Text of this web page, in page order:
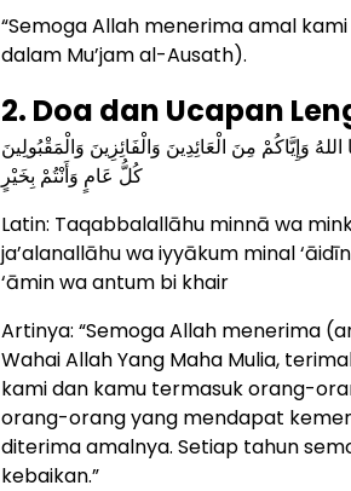
“Semoga Allah menerima amal
dalam Mu’jam al-Ausath).
2. Doa dan Ucapan
وَإِيَّاكُمْ مِنَ الْعَائِدِينَ وَالْفَائِزِينَ وَالْمَقْبُولِينَ
كُلُّ عَامٍ وَأَنْتُمْ بِخَيْرٍ
Latin: Taqabbalallāhu minnā wa
ja’alanallāhu wa iyyākum minal
‘āmin wa antum bi khair
Artinya: “Semoga Allah menerima
Wahai Allah Yang Maha Mulia,
kami dan kamu termasuk orang-
orang-orang yang mendapat
diterima amalnya. Setiap tahun
kebaikan.”